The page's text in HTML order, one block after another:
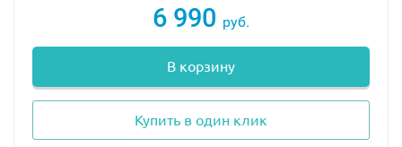
6 990 руб.
В корзину
Купить в один клик